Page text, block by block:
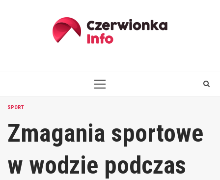
PRIMARY
SPORT
Zmagania sportowe
w wodzie podczas